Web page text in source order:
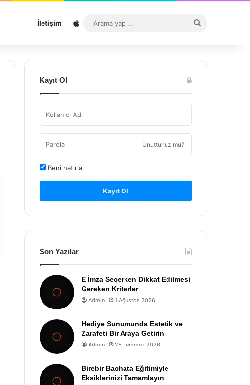
İletişim Sitemap
...
Kayıt Ol
Unuttunuz mu?
Beni hatırla
Kayıt Ol
Son Yazılar
E İmza Seçerken Dikkat Edilmesi
Gereken Kriterler
Admin 1 Ağustos 2026
Hediye Sunumunda Estetik ve
Zarafeti Bir Araya Getirin
Admin 25 Temmuz 2026
Birebir Bachata Eğitimiyle
Eksiklerinizi Tamamlayın